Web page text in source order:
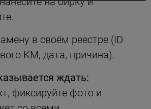
в своём реестре (ID
КМ, дата, причина).
ждать:
фиксируйте фото и